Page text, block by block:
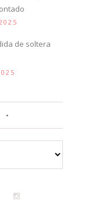
de soltera